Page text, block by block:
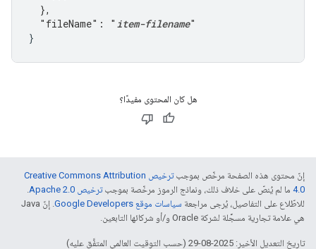
  },
  "fileName": "
item-filename"
}
هل كان المحتوى مفيدًا؟
إنّ محتوى هذه الصفحة مرخّص بموجب
ترخيص Creative Commons Attribution
4.0‏ ما لم يُنصّ على خلاف ذلك، ونماذج الرموز مرخّصة بموجبترخيص Apache 2.0‏
.
للاطّلاع على التفاصيل، يُرجى مراجعة سياسات موقع Google Developers‏
. إنّ Java
هي علامة تجارية مسجَّلة لشركة Oracle و/أو شركائها التابعين.
تاريخ التعديل الأخير: 2025-08-29 (حسب التوقيت العالمي المتفَّق عليه)